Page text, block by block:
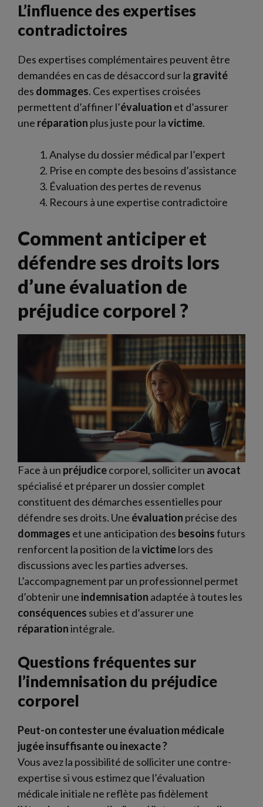
L’influence des expertises
contradictoires
Des expertises complémentaires peuvent être
demandées en cas de désaccord sur la gravité
des dommages. Ces expertises croisées
permettent d’affiner l’évaluation et d’assurer
une réparation plus juste pour lavictime.
Analyse du dossier médical par l’expert
Prise en compte des besoins d’assistance
Évaluation des pertes de revenus
Recours à une expertise contradictoire
Comment anticiper et
défendre ses droits lors
d’une évaluation de
préjudice corporel ?
Face à un préjudicecorporel, solliciter un avocat
spécialisé et préparer un dossier complet
constituent des démarches essentielles pour
défendre ses droits. Une évaluation précise des
dommages et une anticipation des besoinsfuturs
renforcent la position de lavictimelors des
discussions avec les parties adverses.
L’accompagnement par un professionnel permet
d’obtenir une indemnisation adaptée à toutes les
conséquences subies et d’assurer une
réparationintégrale.
Questions fréquentes sur
l’indemnisation du préjudice
corporel
Peut-on contester une évaluation médicale
jugée insuffisante ou inexacte ?
Vous avez la possibilité de solliciter une contre-
expertise si vous estimez que l’évaluation
médicale initiale ne reflète pas fidèlement